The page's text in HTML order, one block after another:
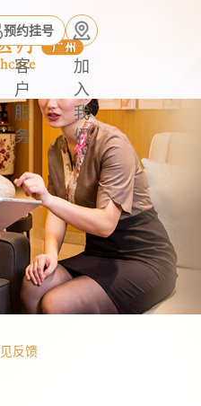
客
户
服
务
加
入
我
们
预约挂号
反馈